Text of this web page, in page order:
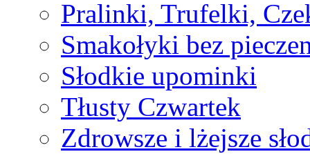
Pralinki, Trufelki,
Smakołyki bez
Słodkie upominki
Tłusty Czwartek
Zdrowsze i lżejsze